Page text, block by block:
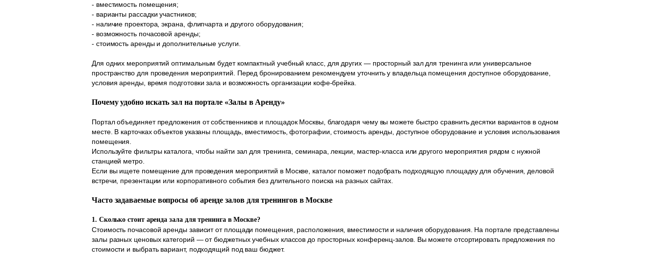
- вместимость помещения;
- варианты рассадки участников;
- наличие проектора, экрана, флипчарта и другого оборудования;
- возможность почасовой аренды;
- стоимость аренды и дополнительные услуги.
Для одних мероприятий оптимальным будет компактный учебный класс, для других — просторный зал для тренинга или универсальное
пространство для проведения мероприятий. Перед бронированием рекомендуем уточнить у владельца помещения доступное оборудование,
условия аренды, время подготовки зала и возможность организации кофе-брейка.
Почему удобно искать зал на портале «Залы в Аренду»
Портал объединяет предложения от собственников и площадок Москвы, благодаря чему вы можете быстро сравнить десятки вариантов в одном
месте. В карточках объектов указаны площадь, вместимость, фотографии, стоимость аренды, доступное оборудование и условия использования
помещения.
Используйте фильтры каталога, чтобы найти зал для тренинга, семинара, лекции, мастер-класса или другого мероприятия рядом с нужной
станцией метро.
Если вы ищете помещение для проведения мероприятий в Москве, каталог поможет подобрать подходящую площадку для обучения, деловой
встречи, презентации или корпоративного события без длительного поиска на разных сайтах.
Часто задаваемые вопросы об аренде залов для тренингов в Москве
1. Сколько стоит аренда зала для тренинга в Москве?
Стоимость почасовой аренды зависит от площади помещения, расположения, вместимости и наличия оборудования. На портале представлены
залы разных ценовых категорий — от бюджетных учебных классов до просторных конференц-залов. Вы можете отсортировать предложения по
стоимости и выбрать вариант, подходящий под ваш бюджет.